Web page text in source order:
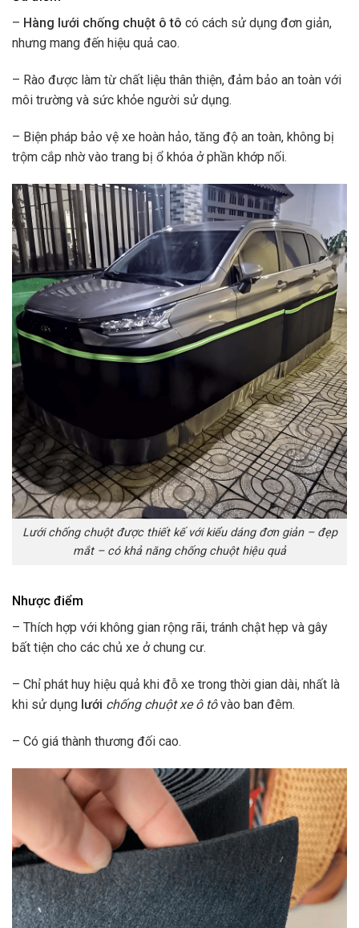
– Hàng lưới chống chuột ô tô có cách sử dụng đơn giản,
nhưng mang đến hiệu quả cao.
– Rào được làm từ chất liệu thân thiện, đảm bảo an toàn với
môi trường và sức khỏe người sử dụng.
– Biện pháp bảo vệ xe hoàn hảo, tăng độ an toàn, không bị
trộm cắp nhờ vào trang bị ổ khóa ở phần khớp nối.
Lưới chống chuột được thiết kế với kiểu dáng đơn giản – đẹp
mắt – có khả năng chống chuột hiệu quả
Nhược điểm
– Thích hợp với không gian rộng rãi, tránh chật hẹp và gây
bất tiện cho các chủ xe ở chung cư.
– Chỉ phát huy hiệu quả khi đỗ xe trong thời gian dài, nhất là
khi sử dụng lưới chống chuột xe ô tô vào ban đêm.
– Có giá thành thương đối cao.